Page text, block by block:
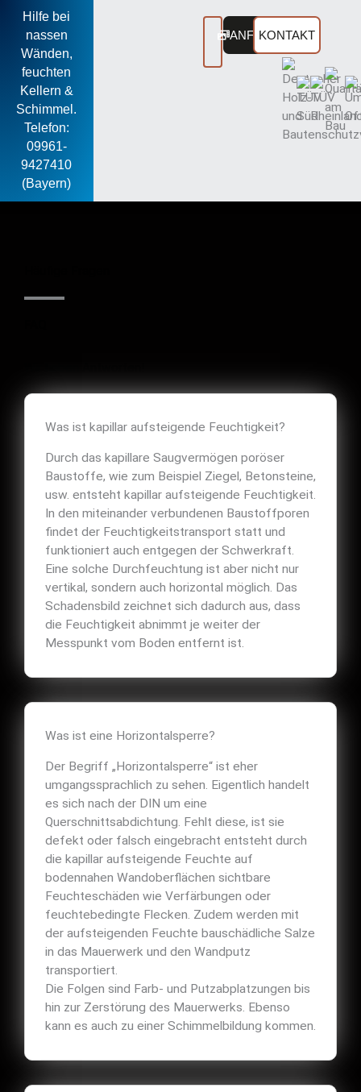
Zum
springen
Hilfe bei
nassen
Wänden,
feuchten
Kellern &
Schimmel.
Telefon:
09961-
9427410
(Bayern)
ANFRAGEN
KONTAKT
Was ist kapillar aufsteigende Feuchtigkeit?
Durch das kapillare Saugvermögen poröser
Baustoffe, wie zum Beispiel Ziegel, Betonsteine,
usw. entsteht kapillar aufsteigende Feuchtigkeit.
In den miteinander verbundenen Baustoffporen
findet der Feuchtigkeitstransport statt und
funktioniert auch entgegen der Schwerkraft.
Eine solche Durchfeuchtung ist aber nicht nur
vertikal, sondern auch horizontal möglich. Das
Schadensbild zeichnet sich dadurch aus, dass
die Feuchtigkeit abnimmt je weiter der
Messpunkt vom Boden entfernt ist.
Was ist eine Horizontalsperre?
Der Begriff „Horizontalsperre“ ist eher
umgangssprachlich zu sehen. Eigentlich handelt
es sich nach der DIN um eine
Querschnittsabdichtung. Fehlt diese, ist sie
defekt oder falsch eingebracht entsteht durch
die kapillar aufsteigende Feuchte auf
bodennahen Wandoberflächen sichtbare
Feuchteschäden wie Verfärbungen oder
feuchtebedingte Flecken. Zudem werden mit
der aufsteigenden Feuchte bauschädliche Salze
in das Mauerwerk und den Wandputz
transportiert.
Die Folgen sind Farb- und Putzabplatzungen bis
hin zur Zerstörung des Mauerwerks. Ebenso
kann es auch zu einer Schimmelbildung kommen.